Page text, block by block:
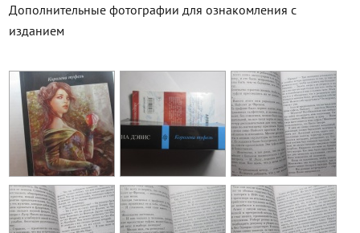
Дополнительные фотографии для ознакомления с
изданием